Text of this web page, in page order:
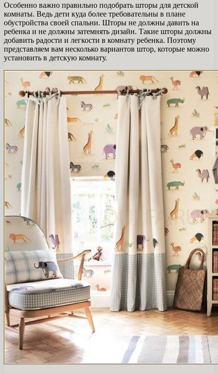
Особенно важно правильно подобрать шторы для детской
комнаты. Ведь дети куда более требовательны в плане
обустройства своей спальни. Шторы не должны давить на
ребенка и не должны затемнять дизайн. Такие шторы должны
добавить радости и легкости в комнату ребенка. Поэтому
представляем вам несколько вариантов штор, которые можно
установить в детскую комнату.